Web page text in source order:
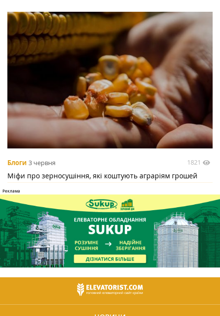
Блоги 3 червня 1821
Міфи про зерносушіння, які коштують аграріям грошей